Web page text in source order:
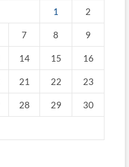
1 2
7 8 9
14 15 16
21 22 23
28 29 30